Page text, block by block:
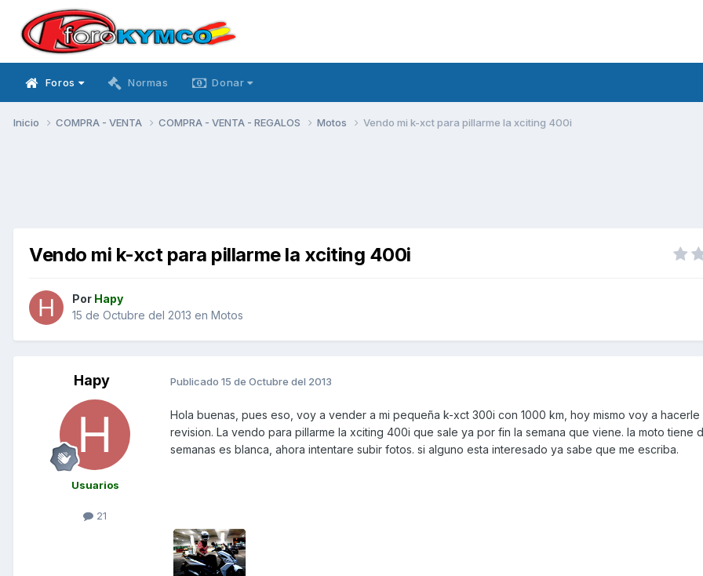
Foros Normas Donar
Inicio COMPRA - VENTA COMPRA - VENTA - REGALOS Motos Vendo mi k-xct para pillarme la xciting 400i
Vendo mi k-xct para pillarme la xciting 400i
Por Hapy
15 de Octubre del 2013 en Motos
Hapy
Usuarios
21
Publicado 15 de Octubre del 2013
Hola buenas, pues eso, voy a vender a mi pequeña k-xct 300i con 1000 km, hoy mismo voy a hacerle
revision. La vendo para pillarme la xciting 400i que sale ya por fin la semana que viene. la moto tiene
semanas es blanca, ahora intentare subir fotos. si alguno esta interesado ya sabe que me escriba.